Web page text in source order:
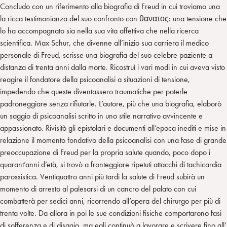
Concludo con un riferimento alla biografia di Freud in cui troviamo una
la ricca testimonianza del suo confronto con θανατος: una tensione che
lo ha accompagnato sia nella sua vita affettiva che nella ricerca
scientifica. Max Schur, che divenne all’inizio sua carriera il medico
personale di Freud, scrisse una biografia del suo celebre paziente a
distanza di trenta anni dalla morte. Ricostruì i vari modi in cui aveva visto
reagire il fondatore della psicoanalisi a situazioni di tensione,
impedendo che queste diventassero traumatiche per poterle
padroneggiare senza rifiutarle. L’autore, più che una biografia, elaborò
un saggio di psicoanalisi scritto in uno stile narrativo avvincente e
appassionato. Rivisitò gli epistolari e documenti all’epoca inediti e mise in
relazione il momento fondativo della psicoanalisi con una fase di grande
preoccupazione di Freud per la propria salute quando, poco dopo i
quarant’anni d’età, si trovò a fronteggiare ripetuti attacchi di tachicardia
parossistica. Ventiquattro anni più tardi la salute di Freud subirà un
momento di arresto al palesarsi di un cancro del palato con cui
combatterà per sedici anni, ricorrendo all’opera del chirurgo per più di
trenta volte. Da allora in poi le sue condizioni fisiche comportarono fasi